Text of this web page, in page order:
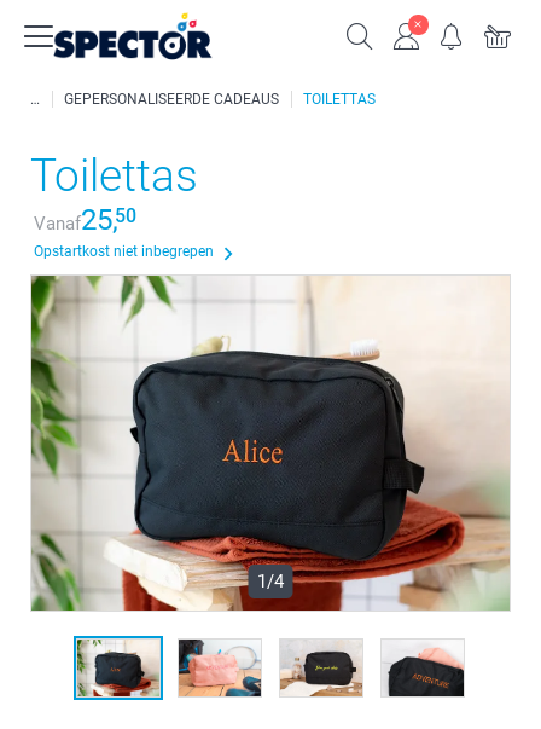
GEPERSONALISEERDE CADEAUS TOILETTAS
Toilettas
Vanaf25,50
Opstartkost niet inbegrepen
1/4